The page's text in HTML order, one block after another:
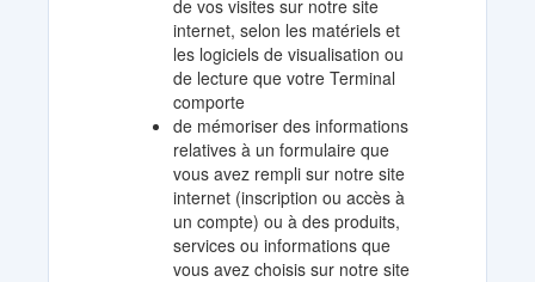
de vos visites sur notre site
internet, selon les matériels et
les logiciels de visualisation ou
de lecture que votre Terminal
comporte
de mémoriser des informations
relatives à un formulaire que
vous avez rempli sur notre site
internet (inscription ou accès à
un compte) ou à des produits,
services ou informations que
vous avez choisis sur notre site